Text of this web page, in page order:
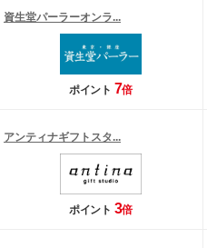
資生堂パーラーオンラ...
ポイント 7倍
アンティナギフトスタ...
ポイント 3倍